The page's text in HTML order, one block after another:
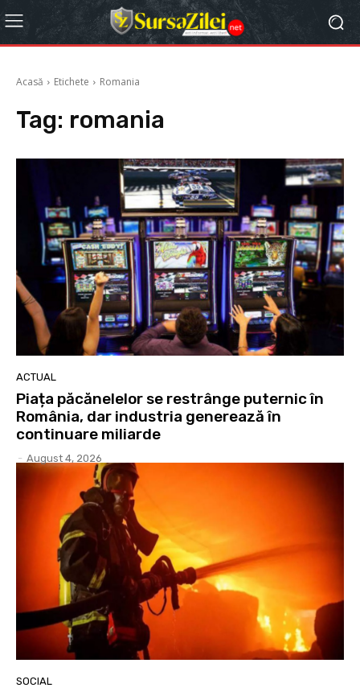
Acasă Etichete Romania
Tag: romania
ACTUAL
Piața păcănelelor se restrânge puternic în
România, dar industria generează în
continuare miliarde
- August 4, 2026
SOCIAL